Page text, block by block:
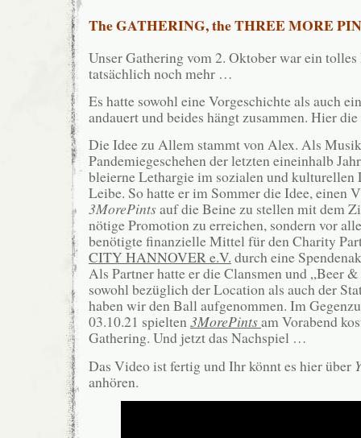
The GATHERING, theTHREE MORE
Unser Gathering vom 2. Oktober war ein tolles
tatsächlich noch mehr …
Es hatte sowohl eine Vorgeschichte als auch
andauert und beides hängt zusammen. Hier
Die Idee zu Allem stammt von Alex. Als
Pandemiegeschehen der letzten eineinhalb
bleierne Lethargie im sozialen und kulturellen
Leibe. So hatte er im Sommer die Idee, einen
3MorePintsauf die Beine zu stellen mit dem
nötige Promotion zu erreichen, sondern vor
benötigte finanzielle Mittel für den Charity
CITY HANNOVER e.V. durch eine
Als Partner hatte er die Clansmen und „Beer
sowohl bezüglich der Location als auch der
haben wir den Ball aufgenommen. Im
03.10.21 spielten3MorePintsam Vorabend
Gathering. Und jetzt das Nachspiel …
Das Video ist fertig und Ihr könnt es hier über
anhören.